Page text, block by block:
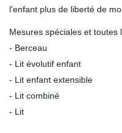
l'enfant plus de liberté de
Mesures spéciales et
- Berceau
- Lit évolutif enfant
- Lit enfant extensible
- Lit combiné
- Lit